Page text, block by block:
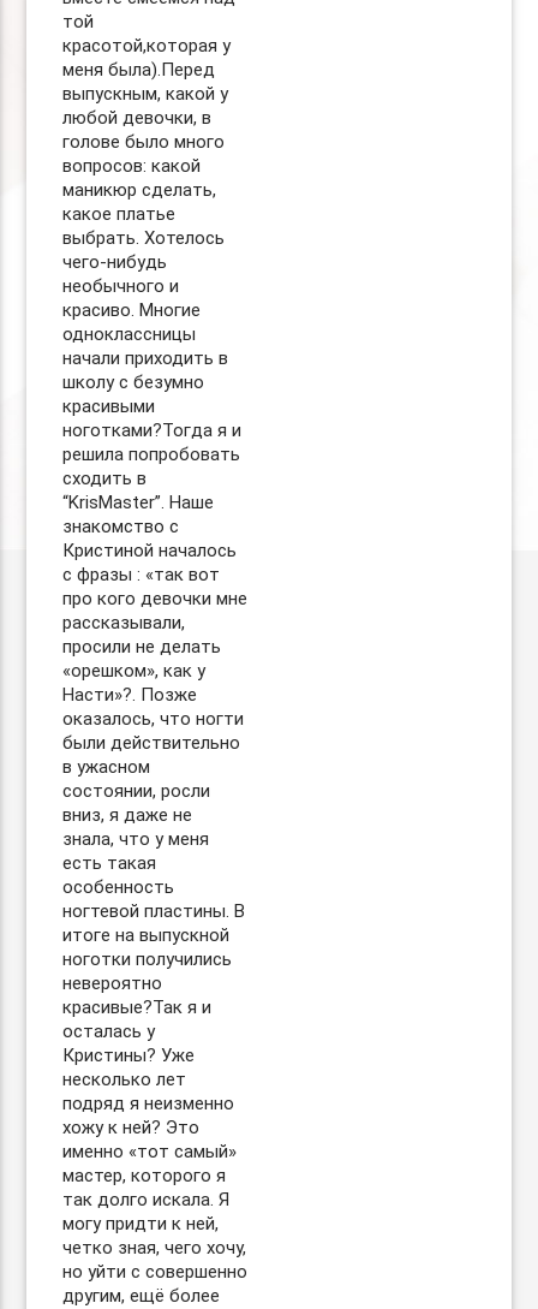
той
красотой,которая у
меня была).Перед
выпускным, какой у
любой девочки, в
голове было много
вопросов: какой
маникюр сделать,
какое платье
выбрать. Хотелось
чего-нибудь
необычного и
красиво. Многие
одноклассницы
начали приходить в
школу с безумно
красивыми
ноготками?Тогда я и
решила попробовать
сходить в
“KrisMaster”. Наше
знакомство с
Кристиной началось
с фразы : «так вот
про кого девочки мне
рассказывали,
просили не делать
«орешком», как у
Насти»?. Позже
оказалось, что ногти
были действительно
в ужасном
состоянии, росли
вниз, я даже не
знала, что у меня
есть такая
особенность
ногтевой пластины. В
итоге на выпускной
ноготки получились
невероятно
красивые?Так я и
осталась у
Кристины? Уже
несколько лет
подряд я неизменно
хожу к ней? Это
именно «тот самый»
мастер, которого я
так долго искала. Я
могу придти к ней,
четко зная, чего хочу,
но уйти с совершенно
другим, ещё более